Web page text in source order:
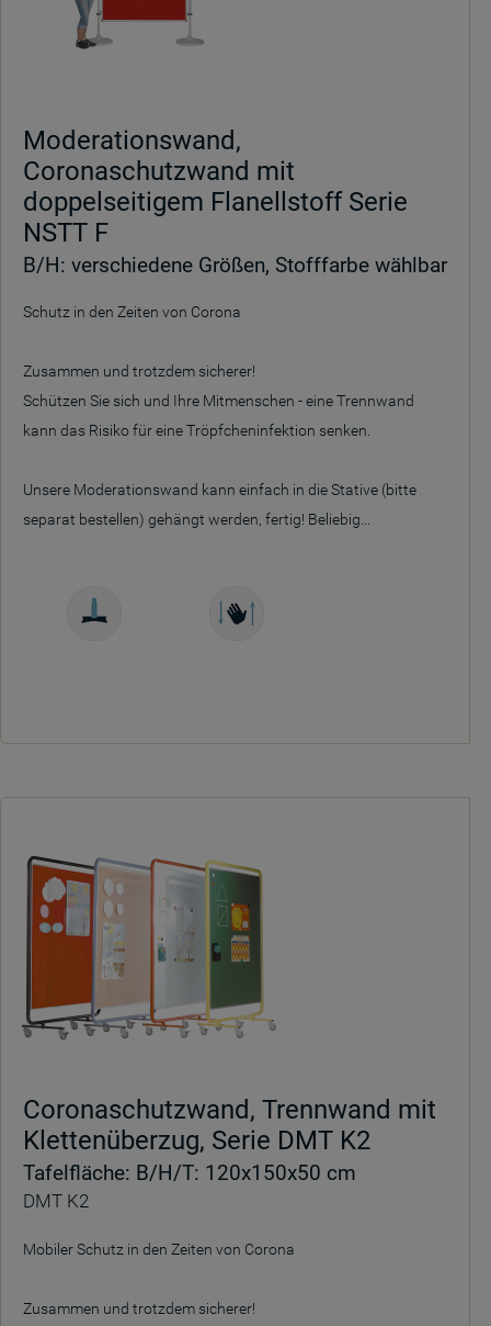
Moderationswand,
Coronaschutzwand mit
doppelseitigem Flanellstoff Serie
NSTT F
B/H: verschiedene Größen, Stofffarbe wählbar
Schutz in den Zeiten von Corona
Zusammen und trotzdem sicherer!
Schützen Sie sich und Ihre Mitmenschen - eine Trennwand
kann das Risiko für eine Tröpfcheninfektion senken.
Unsere Moderationswand kann einfach in die Stative (bitte
separat bestellen) gehängt werden, fertig! Beliebig...
Coronaschutzwand, Trennwand mit
Klettenüberzug, Serie DMT K2
Tafelfläche: B/H/T: 120x150x50 cm
DMT K2
Mobiler Schutz in den Zeiten von Corona
Zusammen und trotzdem sicherer!